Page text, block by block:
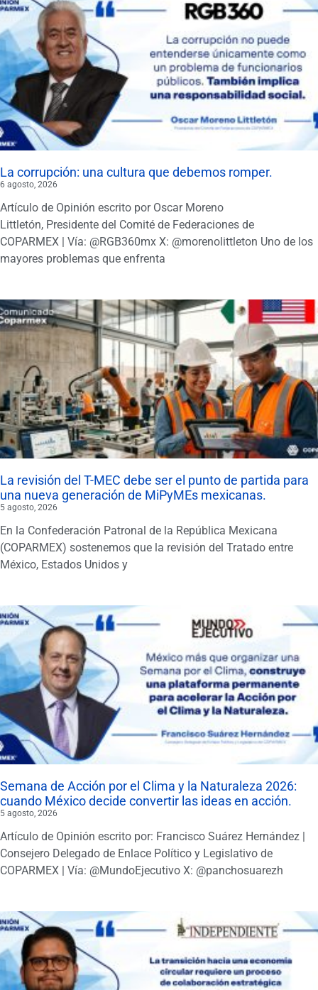
La corrupción: una cultura que debemos romper.
6 agosto, 2026
Artículo de Opinión escrito por Oscar Moreno
Littletón, Presidente del Comité de Federaciones de
COPARMEX | Vía: @RGB360mx X: @morenolittleton Uno de los
mayores problemas que enfrenta
La revisión del T-MEC debe ser el punto de partida para
una nueva generación de MiPyMEs mexicanas.
5 agosto, 2026
En la Confederación Patronal de la República Mexicana
(COPARMEX) sostenemos que la revisión del Tratado entre
México, Estados Unidos y
Semana de Acción por el Clima y la Naturaleza 2026:
cuando México decide convertir las ideas en acción.
5 agosto, 2026
Artículo de Opinión escrito por: Francisco Suárez Hernández |
Consejero Delegado de Enlace Político y Legislativo de
COPARMEX | Vía: @MundoEjecutivo X: @panchosuarezh